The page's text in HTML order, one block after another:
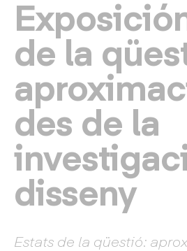
de la
des de la
disseny
Estats de la qüestió: